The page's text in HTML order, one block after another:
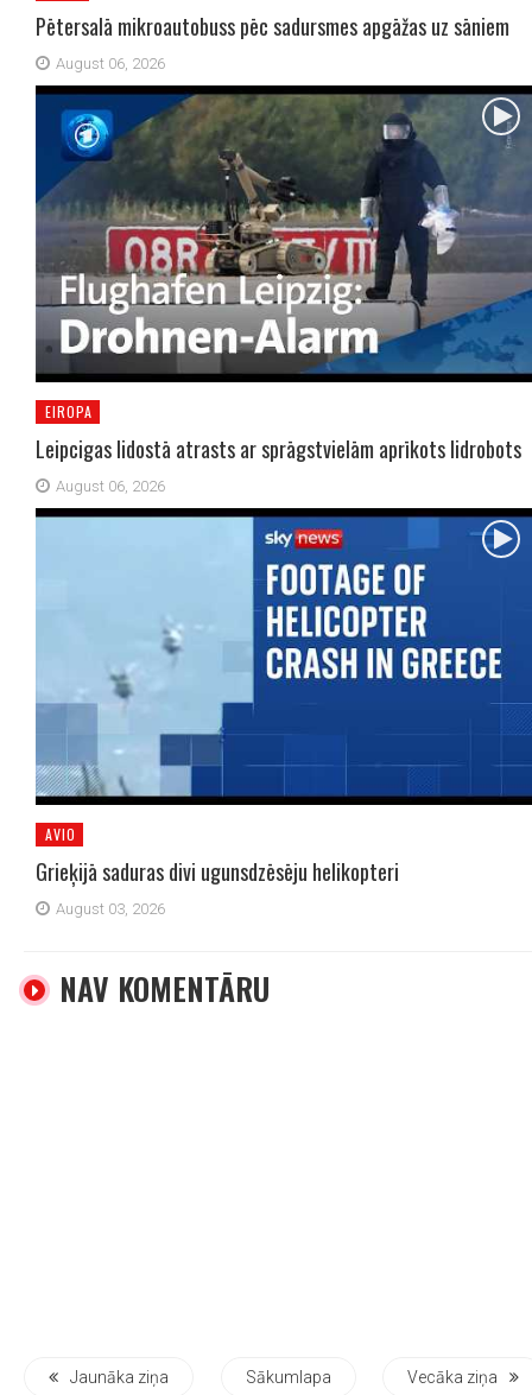
Pētersalā mikroautobuss pēc sadursmes apgāžas uz sāniem
August 06, 2026
EIROPA
Leipcigas lidostā atrasts ar sprāgstvielām aprīkots lidrobots
August 06, 2026
AVIO
Grieķijā saduras divi ugunsdzēsēju helikopteri
August 03, 2026
NAV KOMENTĀRU
Jaunāka ziņa Sākumlapa Vecāka ziņa